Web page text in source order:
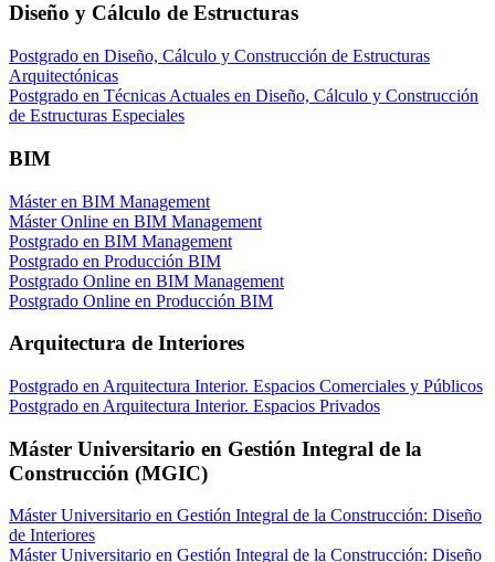
Diseño y Cálculo de Estructuras
Postgrado en Diseño, Cálculo y Construcción de Estructuras
Arquitectónicas
Postgrado en Técnicas Actuales en Diseño, Cálculo y Construcción
de Estructuras Especiales
BIM
Máster en BIM Management
Máster Online en BIM Management
Postgrado en BIM Management
Postgrado en Producción BIM
Postgrado Online en BIM Management
Postgrado Online en Producción BIM
Arquitectura de Interiores
Postgrado en Arquitectura Interior. Espacios Comerciales y Públicos
Postgrado en Arquitectura Interior. Espacios Privados
Máster Universitario en Gestión Integral de la
Construcción (MGIC)
Máster Universitario en Gestión Integral de la Construcción: Diseño
de Interiores
Máster Universitario en Gestión Integral de la Construcción: Diseño